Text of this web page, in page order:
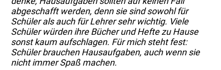
abgeschafft werden, denn sie sind sowohl für
Schüler als auch für Lehrer sehr wichtig. Viele
Schüler würden ihre Bücher und Hefte zu Hause
sonst kaum aufschlagen. Für mich steht fest:
Schüler brauchen Hausaufgaben, auch wenn sie
nicht immer Spaß machen.